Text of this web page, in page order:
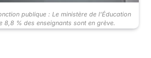
publique : Le ministère de l'Éducation
8,8 % des enseignants sont en grève.